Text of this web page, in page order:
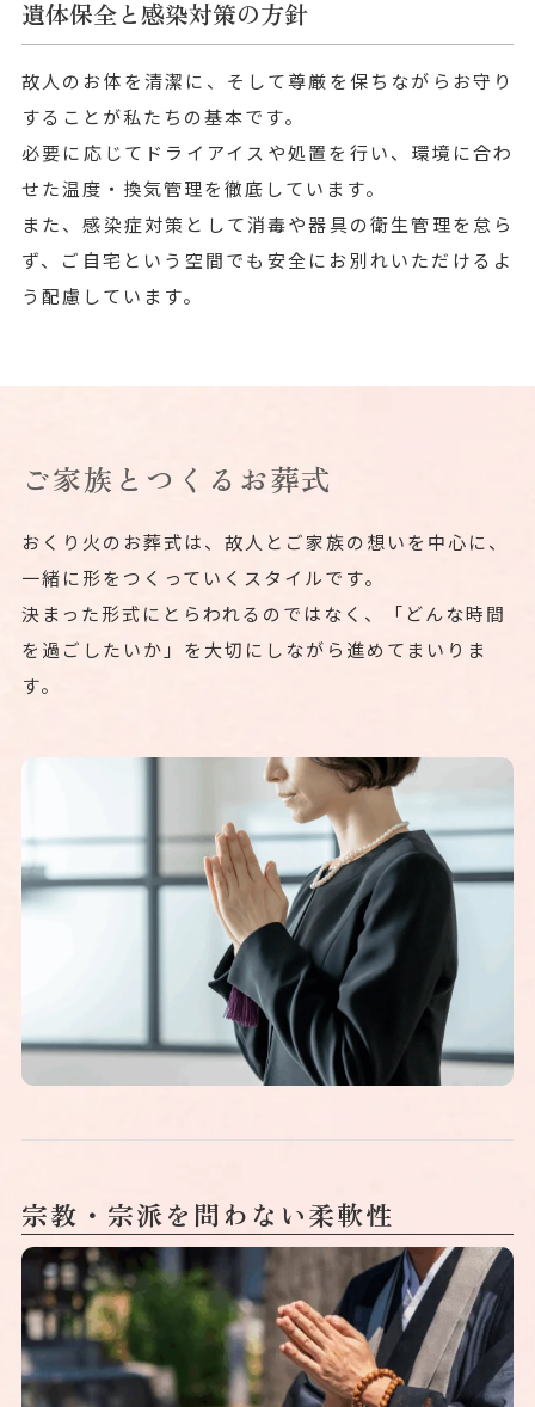
遺体保全と感染対策の方針
故人のお体を清潔に、そして尊厳を保ちながらお守り
することが私たちの基本です。
必要に応じてドライアイスや処置を行い、環境に合わ
せた温度・換気管理を徹底しています。
また、感染症対策として消毒や器具の衛生管理を怠ら
ず、ご自宅という空間でも安全にお別れいただけるよ
う配慮しています。
ご家族とつくるお葬式
おくり火のお葬式は、故人とご家族の想いを中心に、
一緒に形をつくっていくスタイルです。
決まった形式にとらわれるのではなく、「どんな時間
を過ごしたいか」を大切にしながら進めてまいりま
す。
宗教・宗派を問わない柔軟性